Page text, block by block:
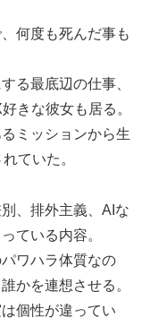
何度も死んだ事も
る最底辺の仕事、
きな彼女も居る。
ミッションから生
ていた。
、排外主義、AIな
ている内容。
ワハラ体質なの
かを連想させる。
個性が違ってい